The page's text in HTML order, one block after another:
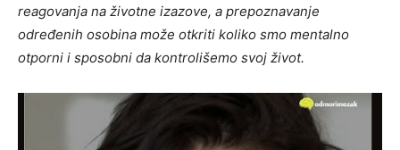
reagovanja na životne izazove, a prepoznavanje
određenih osobina može otkriti koliko smo mentalno
otporni i sposobni da kontrolišemo svoj život.